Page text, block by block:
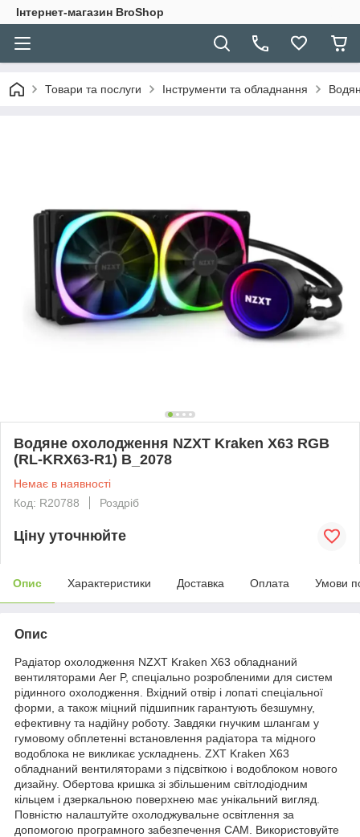
Інтернет-магазин BroShop
Товари та послуги Інструменти та обладнання
Водяне охолодження NZXT Kraken X63 RGB
(RL-KRX63-R1) B_2078
Немає в наявності
Код: R20788
Роздріб
Ціну уточнюйте
Опис Характеристики Доставка Оплата Умови
Опис
Радіатор охолодження NZXT Kraken X63 обладнаний
вентиляторами Aer P, спеціально розробленими для систем
рідинного охолодження. Вхідний отвір і лопаті спеціальної
форми, а також міцний підшипник гарантують безшумну,
ефективну та надійну роботу. Завдяки гнучким шлангам у
гумовому обплетенні встановлення радіатора та мідного
водоблока не викликає ускладнень. ZXT Kraken X63
обладнаний вентиляторами з підсвіткою і водоблоком нового
дизайну. Обертова кришка зі збільшеним світлодіодним
кільцем і дзеркальною поверхнею має унікальний вигляд.
Повністю налаштуйте охолоджувальне освітлення за
допомогою програмного забезпечення CAM. Використовуйте